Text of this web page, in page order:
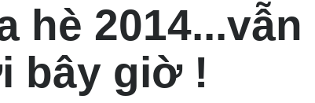
hè 2014...vẫn
bây giờ !